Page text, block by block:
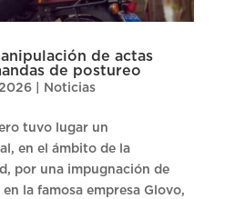
de actas
de postureo
| Noticias
tuvo lugar un
en el ámbito de la
por una impugnación de
la famosa empresa Glovo,